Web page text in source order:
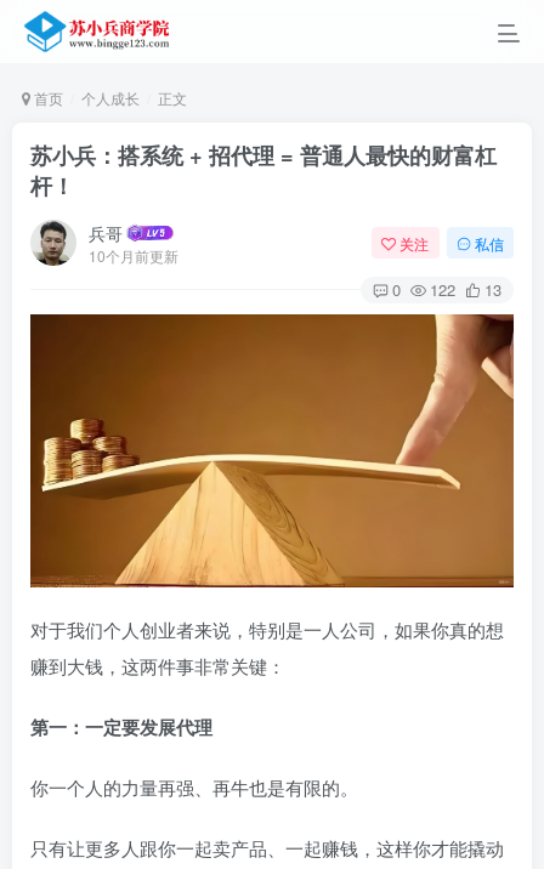
首页 个人成长 正文
苏小兵：搭系统 + 招代理 = 普通人最快的财富杠
杆！
兵哥
10个月前更新
关注 私信
0 122 13
对于我们个人创业者来说，特别是一人公司，如果你真的想
赚到大钱，这两件事非常关键：
第一：一定要发展代理
你一个人的力量再强、再牛也是有限的。
只有让更多人跟你一起卖产品、一起赚钱，这样你才能撬动